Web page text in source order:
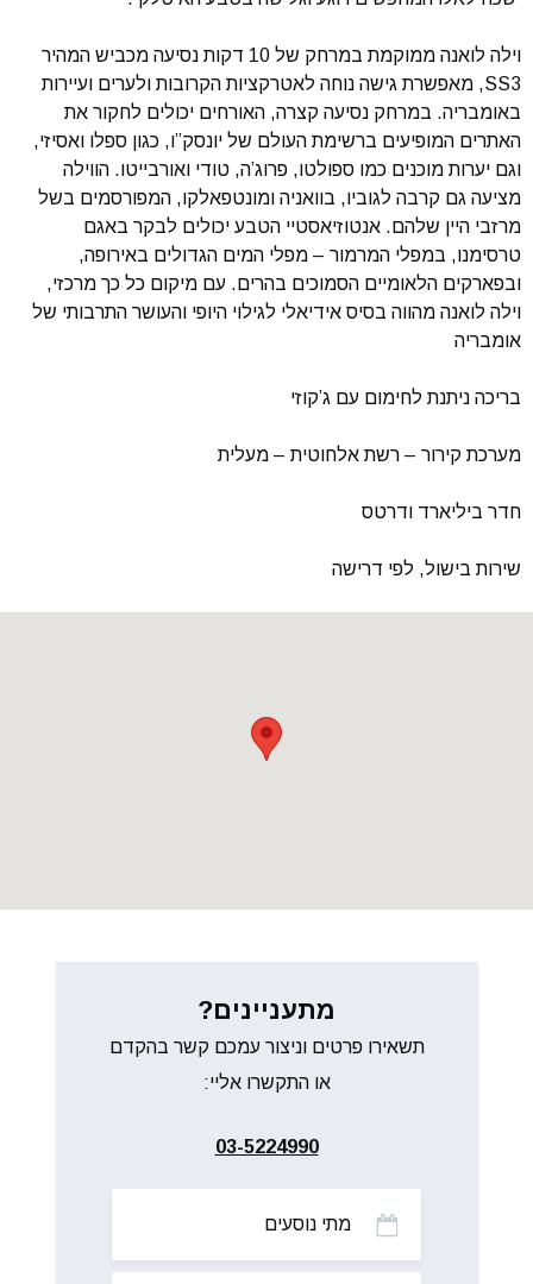
וילה לואנה ממוקמת במרחק של 10 דקות נסיעה מכביש המהיר
SS3, מאפשרת גישה נוחה לאטרקציות הקרובות ולערים ועיירות
באומבריה. במרחק נסיעה קצרה, האורחים יכולים לחקור את
האתרים המופיעים ברשימת העולם של יונסק”ו, כגון ספלו ואסיזי,
וגם יערות מוכנים כמו ספולטו, פרוג’ה, טודי ואורבייטו. הווילה
מציעה גם קרבה לגוביו, בוואניה ומונטפאלקו, המפורסמים בשל
מרזבי היין שלהם. אנטוזיאסטיי הטבע יכולים לבקר באגם
טרסימנו, במפלי המרמור – מפלי המים הגדולים באירופה,
ובפארקים הלאומיים הסמוכים בהרים. עם מיקום כל כך מרכזי,
וילה לואנה מהווה בסיס אידיאלי לגילוי היופי והעושר התרבותי של
אומבריה
בריכה ניתנת לחימום עם ג’קוזי
מערכת קירור – רשת אלחוטית – מעלית
חדר ביליארד ודרטס
שירות בישול, לפי דרישה
מתעניינים?
תשאירו פרטים וניצור עמכם קשר בהקדם
או התקשרו אליי:
03-5224990